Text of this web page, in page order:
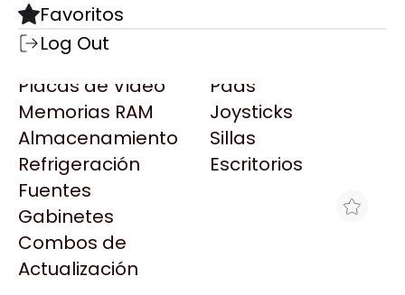
Componentes
Motherboards
Microprocesadores
Placas de Video
Memorias RAM
Almacenamiento
Refrigeración
Fuentes
Gabinetes
Combos de
Actualización
Pads
Joysticks
Sillas
Escritorios
Todas las Marcas
AMD
AULA
Acer
Adata
AeroCool
Antec
Arkham
Asrock
Destacadas
Favoritos
Log Out
COOLER CPU COOLERMASTER HYPER
212 SPECTRUM V3